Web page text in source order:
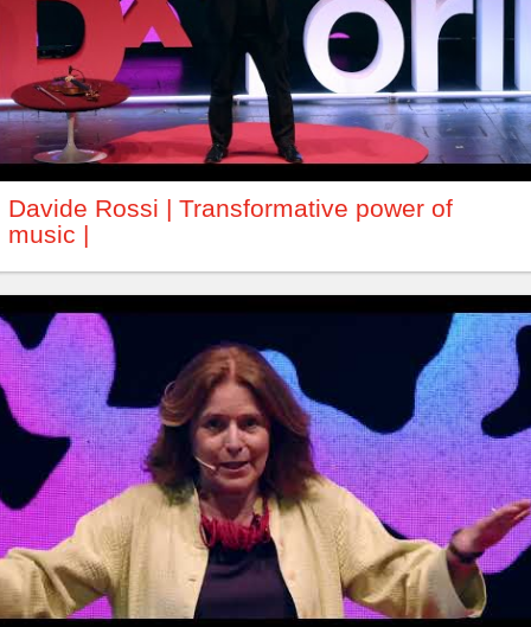
Davide Rossi | Transformative power of
music |